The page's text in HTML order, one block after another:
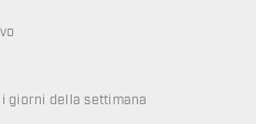
clienti non disponibile
giorni della settimana